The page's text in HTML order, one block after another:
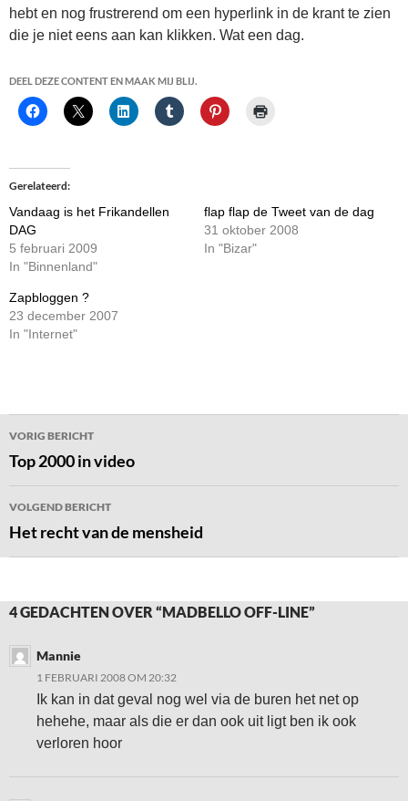
hebt en nog frustrerend om een hyperlink in de krant te zien
die je niet eens aan kan klikken. Wat een dag.
DEEL DEZE CONTENT EN MAAK MIJ BLIJ.
Gerelateerd
Vandaag is het Frikandellen
DAG
5 februari 2009
In "Binnenland"
flap flap de Tweet van de dag
31 oktober 2008
In "Bizar"
Zapbloggen ?
23 december 2007
In "Internet"
Bericht
navigatie
VORIG BERICHT
Top 2000 in video
VOLGEND BERICHT
Het recht van de mensheid
4 GEDACHTEN OVER “MADBELLO OFF-LINE”
Mannie
1 FEBRUARI 2008 OM 20:32
Ik kan in dat geval nog wel via de buren het net op
hehehe, maar als die er dan ook uit ligt ben ik ook
verloren hoor